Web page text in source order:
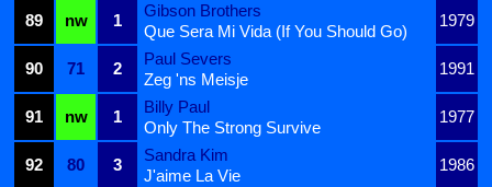
89
nw 1
Gibson Brothers
1979
Que Sera Mi Vida (If You Should Go)
90
71 2
Paul Severs
1991
Zeg 'ns Meisje
91
nw 1
Billy Paul
1977
Only The Strong Survive
92
80 3
Sandra Kim
1986
J'aime La Vie